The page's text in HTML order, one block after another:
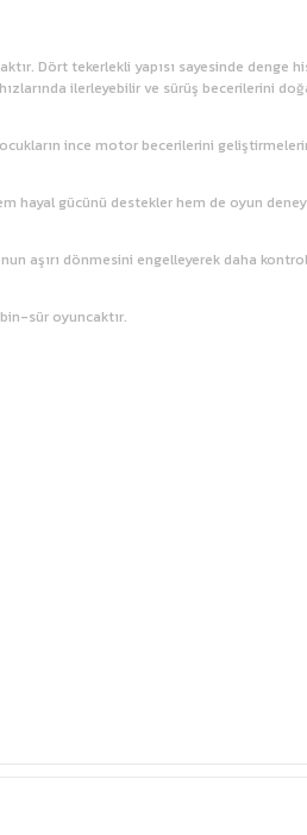
Dört tekerlekli yapısı sayesinde denge
ilerleyebilir ve sürüş becerilerini
ince motor becerilerini
hayal gücünü destekler hem de oyun
aşırı dönmesini engelleyerek daha
sür oyuncaktır.